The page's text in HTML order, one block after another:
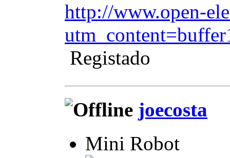
http://www.open-
Registado
joecosta
Mini Robot